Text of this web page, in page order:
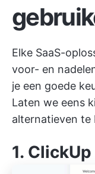
Elke SaaS-
voor- en
je een goede
Laten we eens
alternatieven te
1. ClickUp